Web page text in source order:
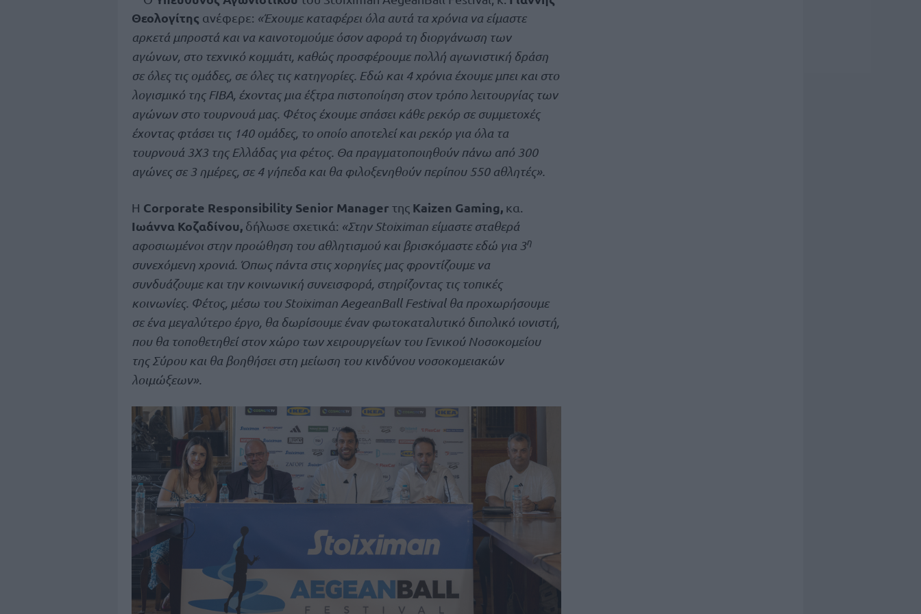
Θεολογίτης ανέφερε: «Έχουμε καταφέρει όλα αυτά τα χρόνια να είμαστε
αρκετά μπροστά και να καινοτομούμε όσον αφορά τη διοργάνωση των
αγώνων, στο τεχνικό κομμάτι, καθώς προσφέρουμε πολλή αγωνιστική δράση
σε όλες τις ομάδες, σε όλες τις κατηγορίες. Εδώ και 4 χρόνια έχουμε μπει και στο
λογισμικό της FIBA, έχοντας μια έξτρα πιστοποίηση στον τρόπο λειτουργίας των
αγώνων στο τουρνουά μας. Φέτος έχουμε σπάσει κάθε ρεκόρ σε συμμετοχές
έχοντας φτάσει τις 140 ομάδες, το οποίο αποτελεί και ρεκόρ για όλα τα
τουρνουά 3X3 της Ελλάδας για φέτος. Θα πραγματοποιηθούν πάνω από 300
αγώνες σε 3 ημέρες, σε 4 γήπεδα και θα φιλοξενηθούν περίπου 550 αθλητές».
Η Corporate Responsibility Senior Manager της Kaizen Gaming, κα.
Ιωάννα Κοζαδίνου, δήλωσε σχετικά: «ΣτηνStoiximan είμαστε σταθερά
αφοσιωμένοι στην προώθηση του αθλητισμού και βρισκόμαστε εδώ για 3η
συνεχόμενη χρονιά. Όπως πάντα στις χορηγίες μας φροντίζουμε να
συνδυάζουμε και την κοινωνική συνεισφορά, στηρίζοντας τις τοπικές
κοινωνίες. Φέτος, μέσω τουStoiximan AegeanBall Festivalθα προχωρήσουμε
σε ένα μεγαλύτερο έργο, θα δωρίσουμε έναν φωτοκαταλυτικό διπολικό ιονιστή,
που θα τοποθετηθεί στον χώρο των χειρουργείων του Γενικού Νοσοκομείου
της Σύρου και θα βοηθήσει στη μείωση του κινδύνου νοσοκομειακών
λοιμώξεων».